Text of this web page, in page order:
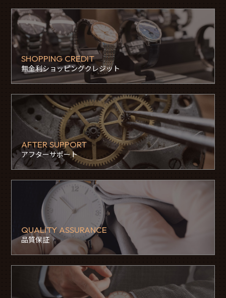
SHOPPING CREDIT
無金利ショッピングクレジット
AFTER SUPPORT
アフターサポート
QUALITY ASSURANCE
品質保証